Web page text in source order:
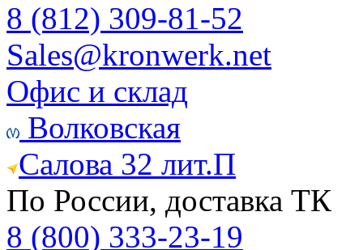
8 (812) 309-81-52
Sales@kronwerk.net
Офис и склад
Волковская
Салова 32 лит.П
По России, доставка ТК
8 (800) 333-23-19